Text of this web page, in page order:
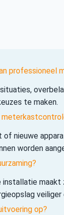
professioneel
te maken.
nieuwe
worden
maakt
op?